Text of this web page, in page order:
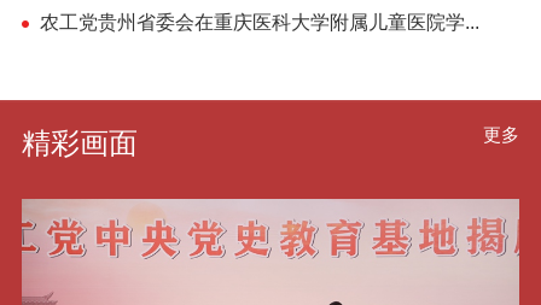
农工党贵州省委会在重庆医科大学附属儿童医院学...
更多
精彩画面